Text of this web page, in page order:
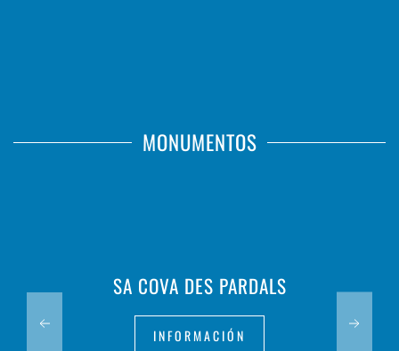
MONUMENTOS
SA COVA DES PARDALS
INFORMACIÓN